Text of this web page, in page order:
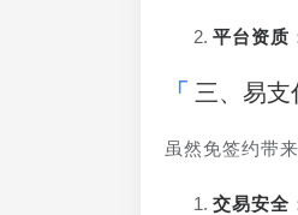
平台资质
三、易支
虽然免签约带
交易安全